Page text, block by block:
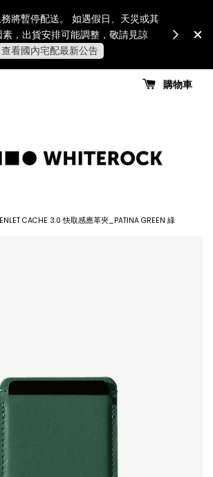
將暫停配送。 如遇假日、天災或其
，出貨安排可能調整，敬請見諒
查看國內宅配最新公告
for all
國
購物車
CACHE 3.0 快取感應革夾_PATINA GREEN 綠